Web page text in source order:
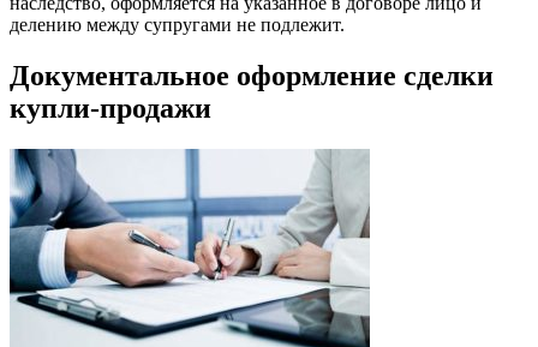
делению между супругами не подлежит.
Документальное оформление сделки
купли-продажи